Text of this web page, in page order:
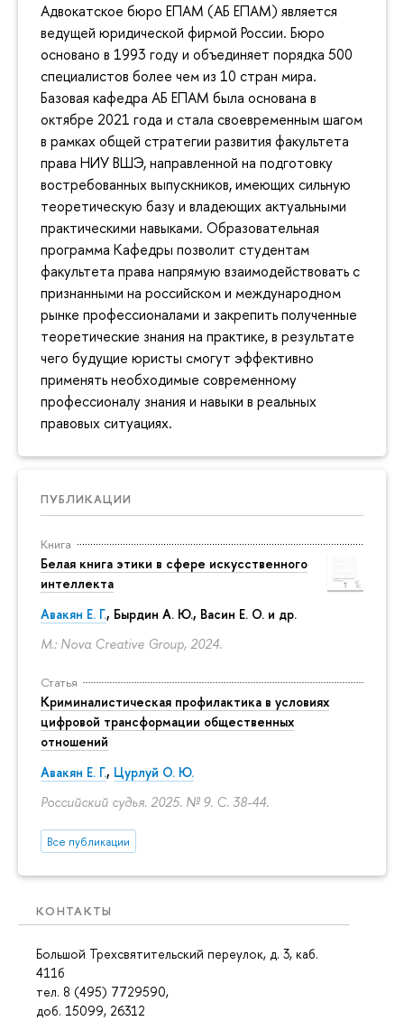
Адвокатское бюро ЕПАМ (АБ ЕПАМ) является
ведущей юридической фирмой России. Бюро
основано в 1993 году и объединяет порядка 500
специалистов более чем из 10 стран мира.
Базовая кафедра АБ ЕПАМ была основана в
октябре 2021 года и стала своевременным шагом
в рамках общей стратегии развития факультета
права НИУ ВШЭ, направленной на подготовку
востребованных выпускников, имеющих сильную
теоретическую базу и владеющих актуальными
практическими навыками. Образовательная
программа Кафедры позволит студентам
факультета права напрямую взаимодействовать с
признанными на российском и международном
рынке профессионалами и закрепить полученные
теоретические знания на практике, в результате
чего будущие юристы смогут эффективно
применять необходимые современному
профессионалу знания и навыки в реальных
правовых ситуациях.
ПУБЛИКАЦИИ
Книга
Белая книга этики в сфере искусственного
интеллекта
Авакян Е. Г., Бырдин А. Ю., Васин Е. О. и др.
М.: Nova Creative Group, 2024.
Статья
Криминалистическая профилактика в условиях
цифровой трансформации общественных
отношений
Авакян Е. Г., Цурлуй О. Ю.
Российский судья. 2025. № 9. С. 38-44.
Все публикации
КОНТАКТЫ
Большой Трехсвятительский переулок, д. 3, каб.
411б
тел. 8 (495) 7729590,
доб. 15099, 26312